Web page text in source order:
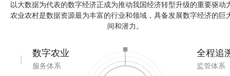
以大数据为代表的数字经济正成为推动我国经济转型升级的重要驱动
农业农村是数据资源最为丰富的行业和领域，具备发展数字经济的巨
间和潜力。
1 数字农业
服务体系
全程追
监管体系